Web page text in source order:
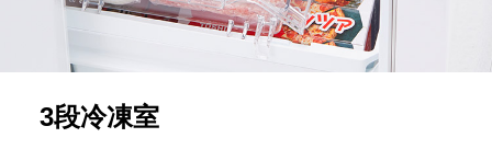
3段冷凍室